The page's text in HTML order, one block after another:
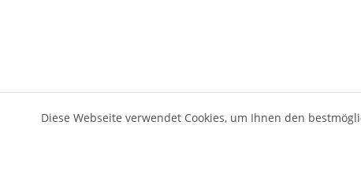
Diese Webseite verwendet Cookies, um Ihnen den